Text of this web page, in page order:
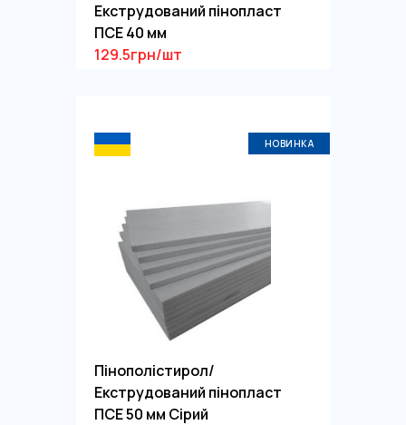
Екструдований пінопласт
ПСЕ 40 мм
129.5грн/шт
НОВИНКА
Пінополістирол/
Екструдований пінопласт
ПСЕ 50 мм Сірий